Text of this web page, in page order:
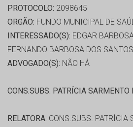
PROTOCOLO: 2098645
ORGÃO: FUNDO MUNICIPAL DE
INTERESSADO(S): EDGAR
FERNANDO BARBOSA DOS SANTOS
ADVOGADO(S): NÃO HÁ
CONS.SUBS. PATRÍCIA SARMENTO
RELATORA: CONS.SUBS. PATRÍCIA